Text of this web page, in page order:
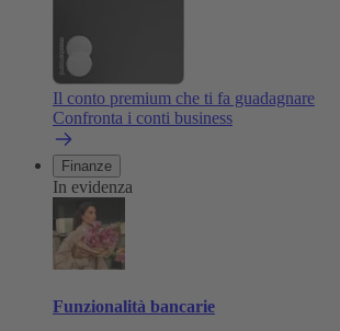
Il conto premium che ti fa guadagnare
Confronta i conti business
Finanze
In evidenza
Funzionalità bancarie